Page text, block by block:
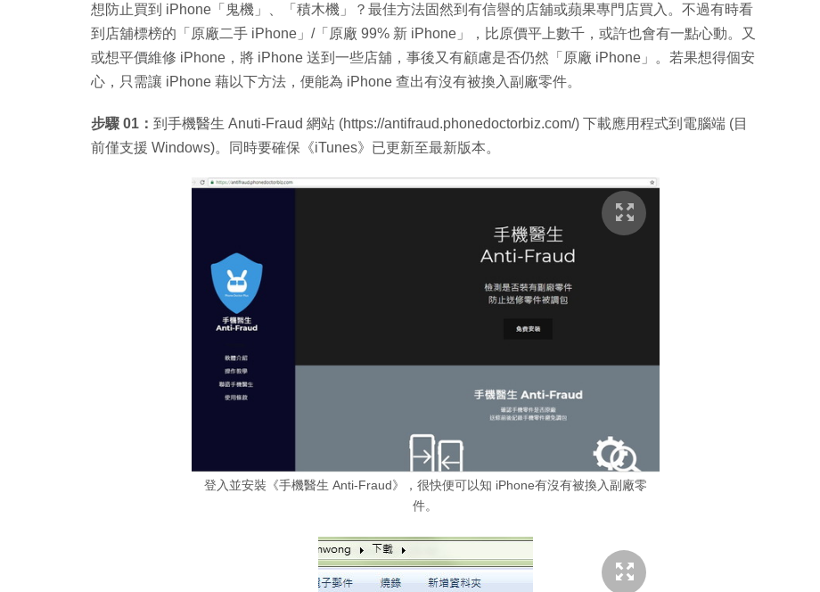
想防止買到 iPhone「鬼機」、「積木機」？最佳方法固然到有信譽的店舖或蘋果專門店買入。不過有時看
到店舖標榜的「原廠二手 iPhone」/「原廠 99% 新 iPhone」，比原價平上數千，或許也會有一點心動。又
或想平價維修 iPhone，將 iPhone 送到一些店舖，事後又有顧慮是否仍然「原廠 iPhone」。若果想得個安
心，只需讓 iPhone 藉以下方法，便能為 iPhone 查出有沒有被換入副廠零件。
步驟 01： 到手機醫生 Anuti-Fraud 網站 (https://antifraud.phonedoctorbiz.com/) 下載應用程式到電腦端 (目
前僅支援 Windows)。同時要確保《iTunes》已更新至最新版本。
登入並安裝《手機醫生 Anti-Fraud》，很快便可以知 iPhone有沒有被換入副廠零
件。